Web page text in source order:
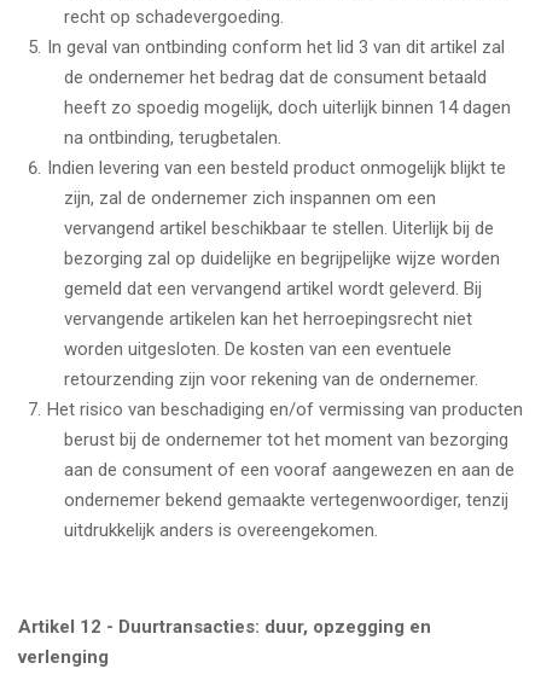
recht op schadevergoeding.
In geval van ontbinding conform het lid 3 van dit artikel zal
de ondernemer het bedrag dat de consument betaald
heeft zo spoedig mogelijk, doch uiterlijk binnen 14 dagen
na ontbinding, terugbetalen.
Indien levering van een besteld product onmogelijk blijkt te
zijn, zal de ondernemer zich inspannen om een
vervangend artikel beschikbaar te stellen. Uiterlijk bij de
bezorging zal op duidelijke en begrijpelijke wijze worden
gemeld dat een vervangend artikel wordt geleverd. Bij
vervangende artikelen kan het herroepingsrecht niet
worden uitgesloten. De kosten van een eventuele
retourzending zijn voor rekening van de ondernemer.
Het risico van beschadiging en/of vermissing van producten
berust bij de ondernemer tot het moment van bezorging
aan de consument of een vooraf aangewezen en aan de
ondernemer bekend gemaakte vertegenwoordiger, tenzij
uitdrukkelijk anders is overeengekomen.
Artikel 12 - Duurtransacties: duur, opzegging en
verlenging